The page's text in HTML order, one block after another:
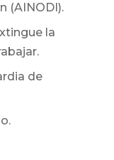
(AINODI).
la
de